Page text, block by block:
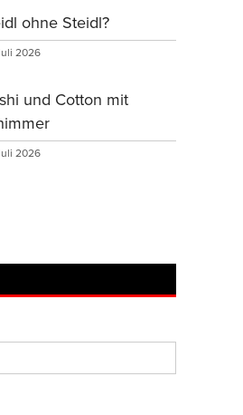
ohne Steidl?
2026
und Cotton mit
2026